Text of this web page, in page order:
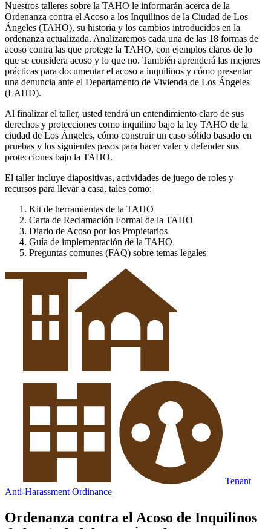
Nuestros talleres sobre la TAHO le informarán acerca de la
Ordenanza contra el Acoso a los Inquilinos de la Ciudad de Los
Ángeles (TAHO), su historia y los cambios introducidos en la
ordenanza actualizada. Analizaremos cada una de las 18 formas de
acoso contra las que protege la TAHO, con ejemplos claros de lo
que se considera acoso y lo que no. También aprenderá las mejores
prácticas para documentar el acoso a inquilinos y cómo presentar
una denuncia ante el Departamento de Vivienda de Los Ángeles
(LAHD).
Al finalizar el taller, usted tendrá un entendimiento claro de sus
derechos y protecciones como inquilino bajo la ley TAHO de la
ciudad de Los Ángeles, cómo construir un caso sólido basado en
pruebas y los siguientes pasos para hacer valer y defender sus
protecciones bajo la TAHO.
El taller incluye diapositivas, actividades de juego de roles y
recursos para llevar a casa, tales como:
Kit de herramientas de la TAHO
Carta de Reclamación Formal de la TAHO
Diario de Acoso por los Propietarios
Guía de implementación de la TAHO
Preguntas comunes (FAQ) sobre temas legales
Tenant
Anti-Harassment Ordinance
Ordenanza contra el Acoso de Inquilinos